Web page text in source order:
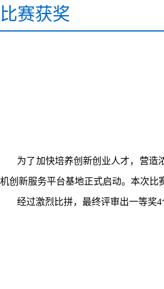
比赛获奖
为了加快培养创新创业人才，营造
机创新服务平台基地正式启动。本次比
经过激烈比拼，最终评审出一等奖